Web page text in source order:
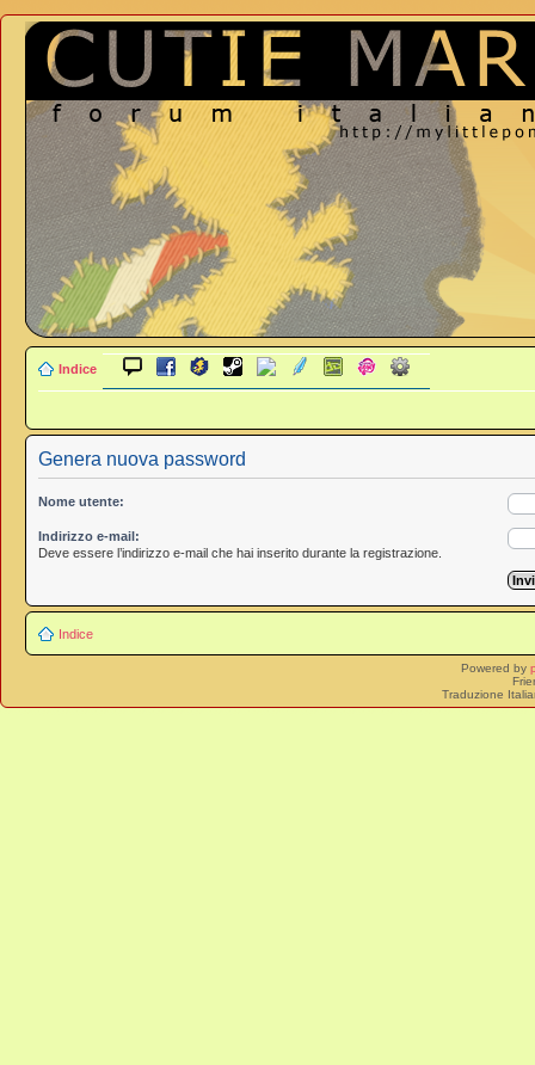
Indice
Genera nuova password
Nome utente:
Indirizzo e-mail:
Deve essere l’indirizzo e-mail che hai inserito durante la registrazione.
Indice
Powered by
Traduzione